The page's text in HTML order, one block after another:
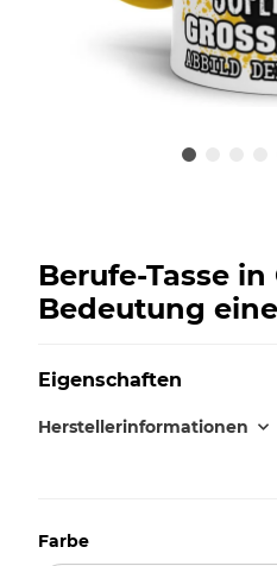
Berufe-Tasse in
Bedeutung
Eigenschaften
Herstellerinformationen
Farbe